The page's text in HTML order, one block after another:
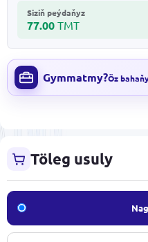
Siziň peýdaňyz
77.00 TMT
Gymmatmy?Öz
Töleg usuly